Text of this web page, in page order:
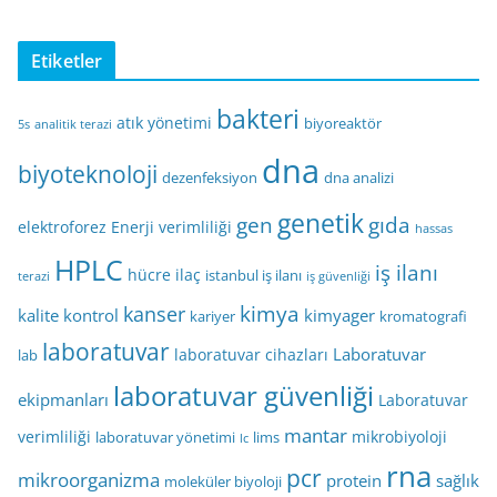
Etiketler
5s analitik terazi atık yönetimi bakteri biyoreaktör
biyoteknoloji dezenfeksiyon dna dna analizi
elektroforez Enerji verimliliği gen genetikgıda hassas
terazi HPLC hücre ilaç istanbul iş ilanı iş güvenliği iş ilanı
kalite kontrol kanser kariyer kimya kimyager kromatografi
lab laboratuvar laboratuvar cihazları Laboratuvar
ekipmanları laboratuvar güvenliği Laboratuvar
verimliliği laboratuvar yönetimi lc lims mantar mikrobiyoloji
mikroorganizma moleküler biyoloji pcr protein rna sağlık